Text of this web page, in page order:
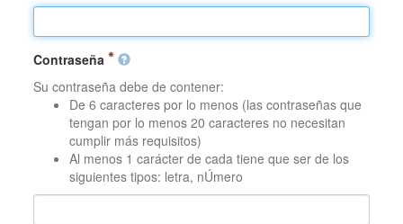
Contraseña
Su contraseña debe de contener:
De 6 caracteres por lo menos (las contraseñas que
tengan por lo menos 20 caracteres no necesitan
cumplir más requisitos)
Al menos 1 carácter de cada tiene que ser de los
siguientes tipos: letra, nÚmero